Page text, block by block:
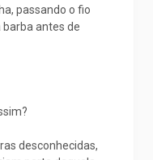
passando o fio
antes de
desconhecidas,